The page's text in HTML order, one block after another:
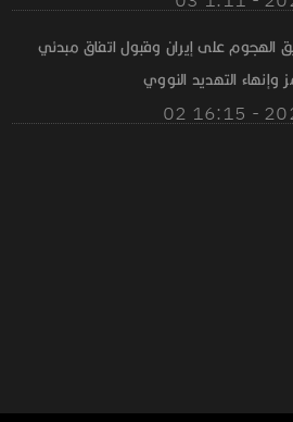
الهجوم على إيران وقبول اتفاق مبدئي
التهديد النووي